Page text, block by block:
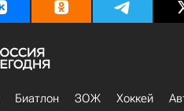
Биатлон ЗОЖ Хоккей